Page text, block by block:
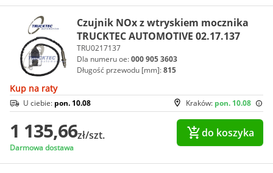
Czujnik NOx z wtryskiem mocznika
TRUCKTEC AUTOMOTIVE 02.17.137
TRU0217137
Dla numeru oe:000 905 3603
Długość przewodu [mm]:815
Kup na raty
Kraków: pon. 10.08
U ciebie: pon. 10.08
1 135,66zł/szt.
Darmowa dostawa
do koszyka